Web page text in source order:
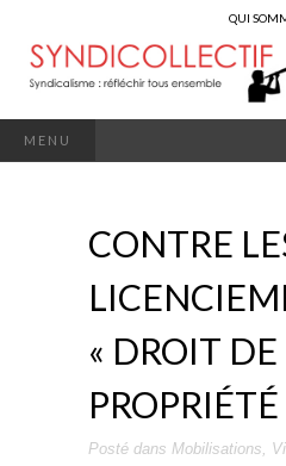
QUI
MENU
CONTRE
« DROIT DE
PROPRIÉTÉ
Posté dans Mobilisations,